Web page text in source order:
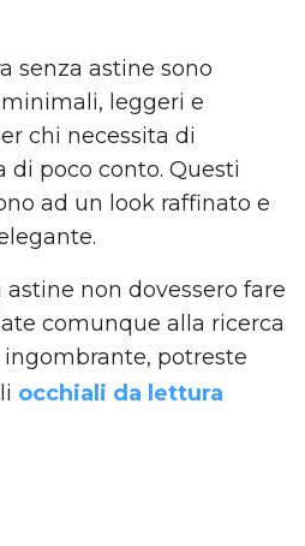
senza astine sono
leggeri e
chi necessita di
di poco conto. Questi
ad un look raffinato e
non dovessero fare
comunque alla ricerca
potreste
occhiali da lettura